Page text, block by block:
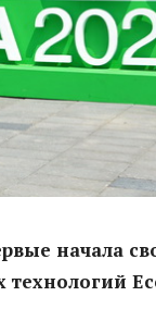
начала
технологий